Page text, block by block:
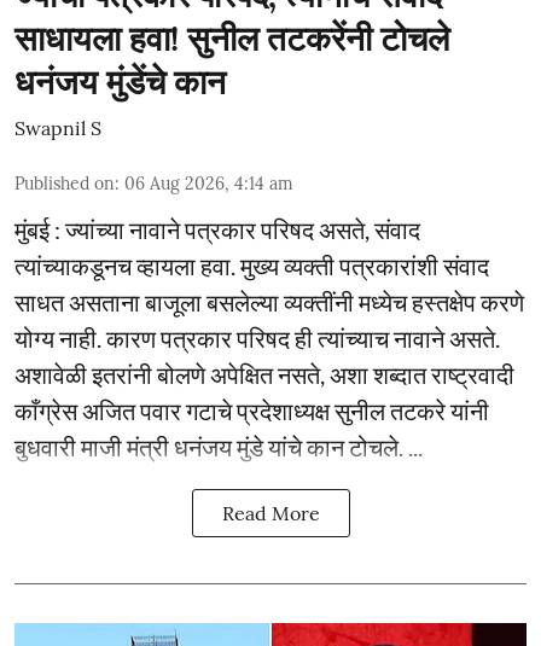
साधायला हवा! सुनील तटकरेंनी टोचले
धनंजय मुंडेंचे कान
Swapnil S
Published on: 06 Aug 2026, 4:14 am
मुंबई : ज्यांच्या नावाने पत्रकार परिषद असते, संवाद
त्यांच्याकडूनच व्हायला हवा. मुख्य व्यक्ती पत्रकारांशी संवाद
साधत असताना बाजूला बसलेल्या व्यक्तींनी मध्येच हस्तक्षेप करणे
योग्य नाही. कारण पत्रकार परिषद ही त्यांच्याच नावाने असते.
अशावेळी इतरांनी बोलणे अपेक्षित नसते, अशा शब्दात राष्ट्रवादी
काँग्रेस अजित पवार गटाचे प्रदेशाध्यक्ष सुनील तटकरे यांनी
बुधवारी माजी मंत्री धनंजय मुंडे यांचे कान टोचले. ...
Read More